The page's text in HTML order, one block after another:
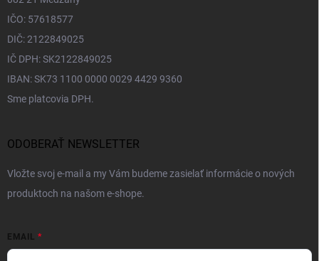
IČO: 57618577
DIČ: 2122849025
IČ DPH: SK2122849025
IBAN: SK73 1100 0000 0029 4429 9360
Sme platcovia DPH.
ODOBERAŤ NEWSLETTER
Vložte svoj e-mail a my Vám budeme zasielať informácie o nových
produktoch na našom e-shope.
EMAIL